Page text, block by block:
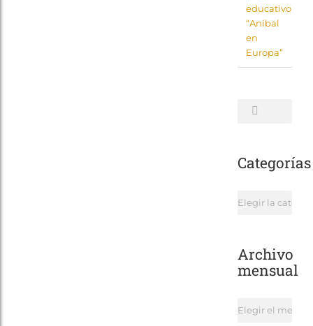
educativo
“Aníbal
en
Europa”
Buscar:
Categorías
Categorías
Archivo
mensual
Archivo
mensual